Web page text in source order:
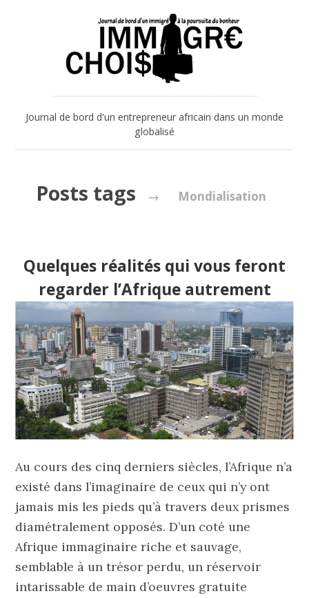
Journal de bord d'un entrepreneur africain dans un monde
globalisé
Posts tags → Mondialisation
Quelques réalités qui vous feront
regarder l’Afrique autrement
Au cours des cinq derniers siècles, l’Afrique n’a
existé dans l’imaginaire de ceux qui n’y ont
jamais mis les pieds qu’à travers deux prismes
diamétralement opposés. D’un coté une
Afrique immaginaire riche et sauvage,
semblable à un trésor perdu, un réservoir
intarissable de main d’oeuvres gratuite